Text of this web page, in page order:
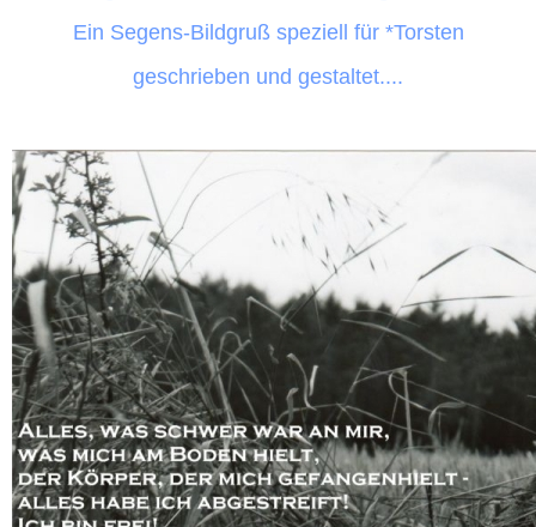
Ein Segens-Bildgruß speziell für *Torsten
geschrieben und gestaltet....